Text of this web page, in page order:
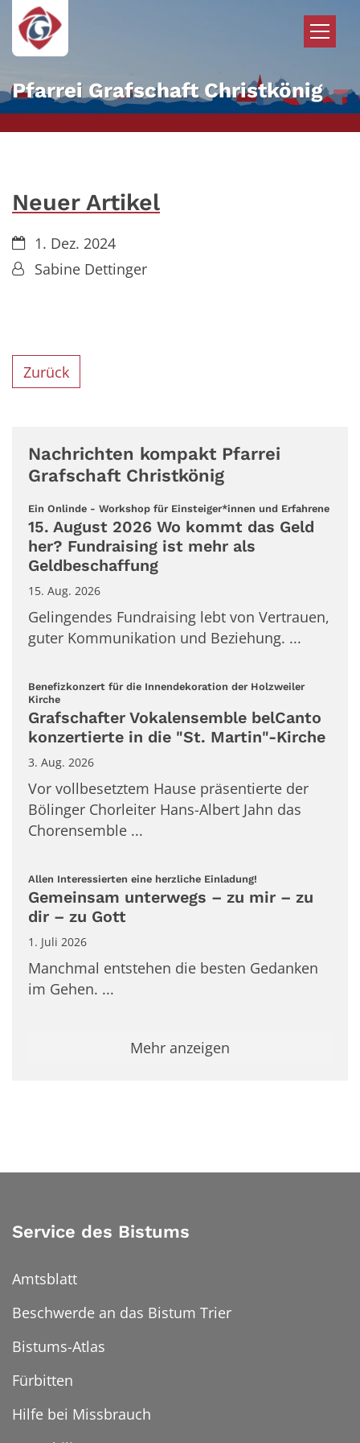
Zum Inhalt springen
Pfarrei Grafschaft Christkönig
Neuer Artikel
Datum:1. Dez. 2024
Von:Sabine Dettinger
Zurück
Nachrichten kompakt Pfarrei
Grafschaft Christkönig
Ein Onlinde - Workshop für Einsteiger*innen und Erfahrene:
15. August 2026 Wo kommt das Geld
her? Fundraising ist mehr als
Geldbeschaffung
15. Aug. 2026
Gelingendes Fundraising lebt von Vertrauen,
guter Kommunikation und Beziehung. ...
Benefizkonzert für die Innendekoration der Holzweiler
Kirche:
Grafschafter Vokalensemble belCanto
konzertierte in die "St. Martin"-Kirche
3. Aug. 2026
Vor vollbesetztem Hause präsentierte der
Bölinger Chorleiter Hans-Albert Jahn das
Chorensemble ...
Allen Interessierten eine herzliche Einladung!
Gemeinsam unterwegs – zu mir – zu
dir – zu Gott
1. Juli 2026
Manchmal entstehen die besten Gedanken
im Gehen. ...
Mehr anzeigen
Service des Bistums
Amtsblatt
Beschwerde an das Bistum Trier
Bistums-Atlas
Fürbitten
Hilfe bei Missbrauch